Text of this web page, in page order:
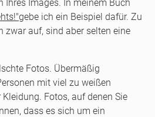
Ihres Images. In meinem Buch
gebe ich ein Beispiel dafür. Zu
zwar auf, sind aber selten eine
Fotos. Übermäßig
mit viel zu weißen
Fotos, auf denen Sie
dass es sich um ein